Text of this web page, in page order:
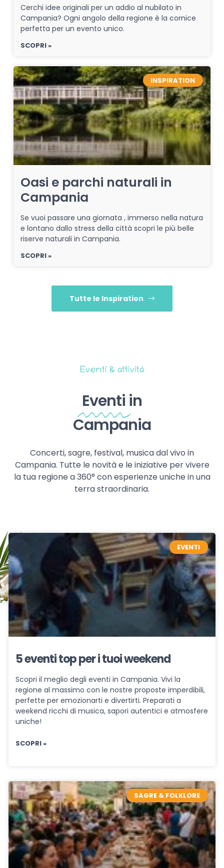
Cerchi idee originali per un addio al nubilato in
Campania? Ogni angolo della regione è la cornice
perfetta per un evento unico.
SCOPRI »
INSPIRATION
Oasi e parchi naturali in
Campania
Se vuoi passare una giornata , immerso nella natura
e lontano dallo stress della città scopri le più belle
riserve naturali in Campania.
SCOPRI »
Tutte le Inspiration
Eventi & attività
Eventi in
Campania
Concerti, sagre, festival, musica dal vivo in
Campania. Tutte le novità e le iniziative per vivere
la tua regione a 360° con esperienze uniche in una
terra straordinaria.
EVENTI
5 eventi top per i tuoi weekend
Scopri il meglio degli eventi in Campania. Vivi la
regione al massimo con le nostre proposte imperdibili,
perfette per emozionarti e divertirti. Preparati a
weekend ricchi di musica, sapori autentici e atmosfere
uniche!
SCOPRI »
SAGRE & FOLKLORE